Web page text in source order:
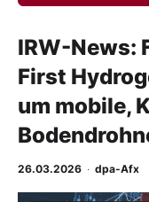
Finanz-Check
Abo & Shop
BO-Musterdepots
Experten
IRW-News:
First
um mobile,
26.03.2026 · dpa-Afx